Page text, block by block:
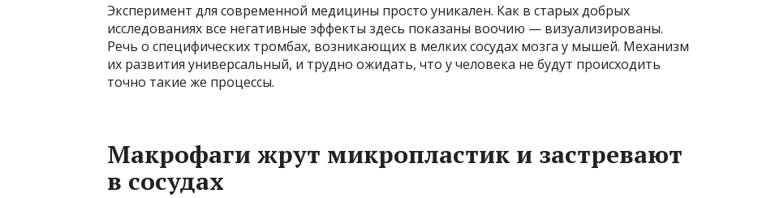
Эксперимент для современной медицины просто уникален. Как в старых добрых
исследованиях все негативные эффекты здесь показаны воочию — визуализированы.
Речь о специфических тромбах, возникающих в мелких сосудах мозга у мышей. Механизм
их развития универсальный, и трудно ожидать, что у человека не будут происходить
точно такие же процессы.
Макрофаги жрут микропластик и застревают
в сосудах